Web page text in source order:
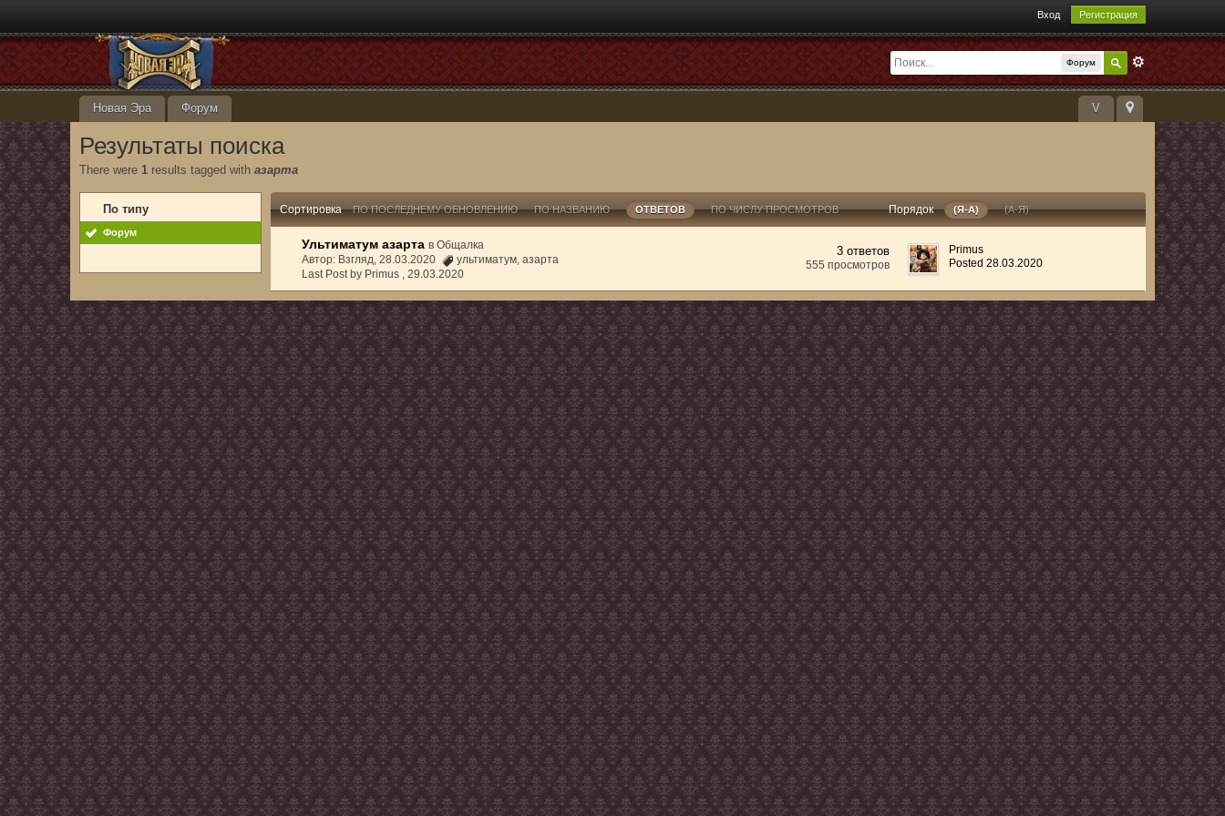
Вход Регистрация
Форум
V
Новая Эра Форум
Результаты поиска
There were 1 results tagged withазарта
По типу
Форум
Сортировка ПО ПОСЛЕДНЕМУ ОБНОВЛЕНИЮ ПО НАЗВАНИЮ ОТВЕТОВ ПО ЧИСЛУ ПРОСМОТРОВ Порядок (Я-А) (А-Я)
Ультиматум азарта вОбщалка
Автор: Взгляд, 28.03.2020
ультиматум,азарта
Last Post by Primus ,29.03.2020
3 ответов
555 просмотров
Primus
Posted 28.03.2020